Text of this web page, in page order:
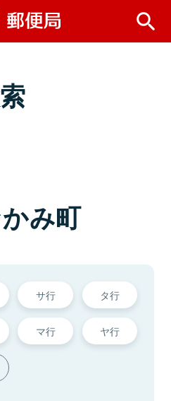
み町
サ行 タ行
マ行 ヤ行